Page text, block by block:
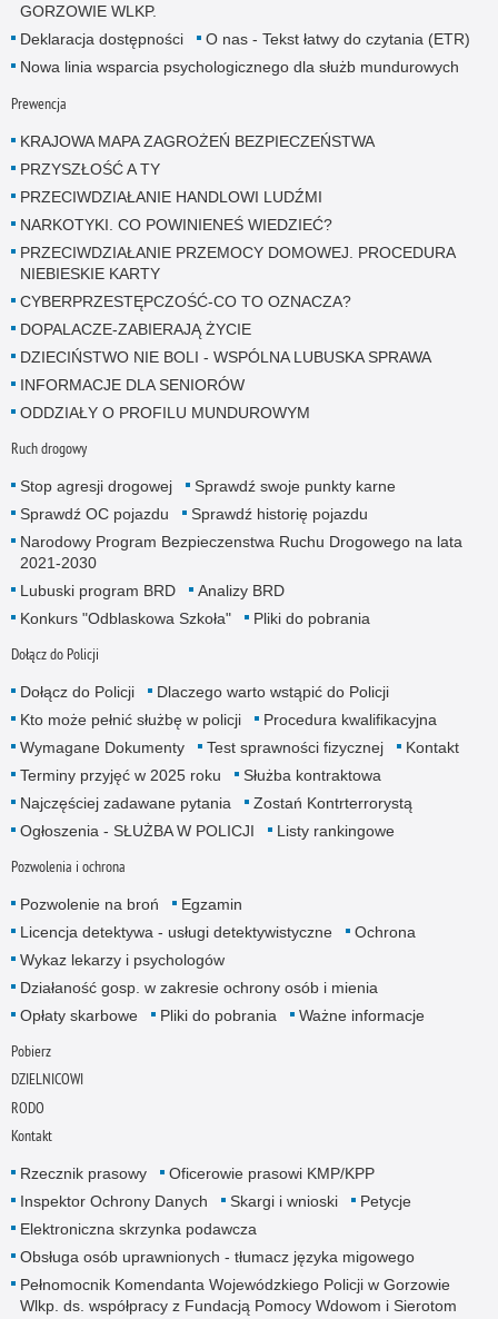
GORZOWIE WLKP.
Deklaracja dostępności
O nas - Tekst łatwy do czytania (ETR)
Nowa linia wsparcia psychologicznego dla służb mundurowych
Prewencja
KRAJOWA MAPA ZAGROŻEŃ BEZPIECZEŃSTWA
PRZYSZŁOŚĆ A TY
PRZECIWDZIAŁANIE HANDLOWI LUDŹMI
NARKOTYKI. CO POWINIENEŚ WIEDZIEĆ?
PRZECIWDZIAŁANIE PRZEMOCY DOMOWEJ. PROCEDURA
NIEBIESKIE KARTY
CYBERPRZESTĘPCZOŚĆ-CO TO OZNACZA?
DOPALACZE-ZABIERAJĄ ŻYCIE
DZIECIŃSTWO NIE BOLI - WSPÓLNA LUBUSKA SPRAWA
INFORMACJE DLA SENIORÓW
ODDZIAŁY O PROFILU MUNDUROWYM
Ruch drogowy
Stop agresji drogowej
Sprawdź swoje punkty karne
Sprawdź OC pojazdu
Sprawdź historię pojazdu
Narodowy Program Bezpieczenstwa Ruchu Drogowego na lata
2021-2030
Lubuski program BRD
Analizy BRD
Konkurs "Odblaskowa Szkoła"
Pliki do pobrania
Dołącz do Policji
Dołącz do Policji
Dlaczego warto wstąpić do Policji
Kto może pełnić służbę w policji
Procedura kwalifikacyjna
Wymagane Dokumenty
Test sprawności fizycznej
Kontakt
Terminy przyjęć w 2025 roku
Służba kontraktowa
Najczęściej zadawane pytania
Zostań Kontrterrorystą
Ogłoszenia - SŁUŻBA W POLICJI
Listy rankingowe
Pozwolenia i ochrona
Pozwolenie na broń
Egzamin
Licencja detektywa - usługi detektywistyczne
Ochrona
Wykaz lekarzy i psychologów
Działaność gosp. w zakresie ochrony osób i mienia
Opłaty skarbowe
Pliki do pobrania Ważne informacje
Pobierz
DZIELNICOWI
RODO
Kontakt
Rzecznik prasowy
Oficerowie prasowi KMP/KPP
Inspektor Ochrony Danych
Skargi i wnioski
Petycje
Elektroniczna skrzynka podawcza
Obsługa osób uprawnionych - tłumacz języka migowego
Pełnomocnik Komendanta Wojewódzkiego Policji w Gorzowie
Wlkp. ds. współpracy z Fundacją Pomocy Wdowom i Sierotom